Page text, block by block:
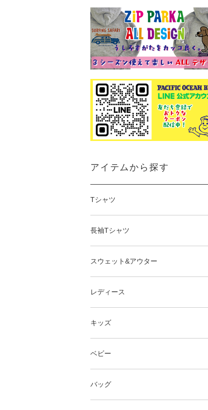
アイテムから探す
Tシャツ
長袖Tシャツ
スウェット&アウター
レディース
キッズ
ベビー
バッグ